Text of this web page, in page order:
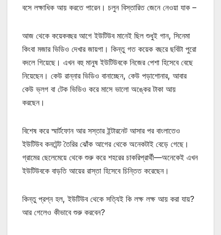
বসে লক্ষাধিক আয় করতে পারেন। চলুন বিস্তারিত জেনে নেওয়া যাক –
আজ থেকে কয়েকবছর আগে ইউটিউব মানেই ছিল শুধুই গান, সিনেমা
কিংবা মজার ভিডিও দেখার জায়গা। কিন্তু গত কয়েক বছরে ছবিটা পুরো
বদলে গিয়েছে। এখন বহু মানুষ ইউটিউবকে নিজের পেশা হিসেবে বেছে
নিয়েছেন। কেউ রান্নার ভিডিও বানাচ্ছেন, কেউ পড়াশোনার, আবার
কেউ ভ্লগ বা টেক ভিডিও করে মাসে ভালো অঙ্কের টাকা আয়
করছেন।
বিশেষ করে স্মার্টফোন আর সস্তার ইন্টারনেট আসার পর বাংলাতেও
ইউটিউব কনটেন্ট তৈরির ঝোঁক আগের থেকে অনেকটাই বেড়ে গেছে।
গ্রামের ছেলেমেয়ে থেকে শুরু করে শহরের চাকরিপ্রার্থী—অনেকেই এখন
ইউটিউবকে বাড়তি আয়ের রাস্তা হিসেবে চিন্তিত করেছেন।
কিন্তু প্রশ্ন হল, ইউটিউব থেকে সত্যিই কি লক্ষ লক্ষ আয় করা যায়?
আর গেলেও কীভাবে শুরু করবেন?